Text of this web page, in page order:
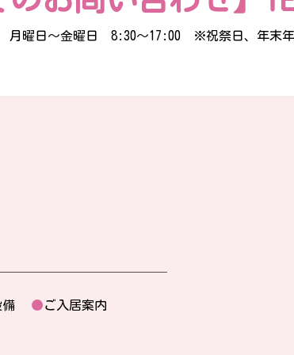
月曜日〜金曜日 8:30〜17:00 ※祝祭日、年末年
備 ●ご入居案内